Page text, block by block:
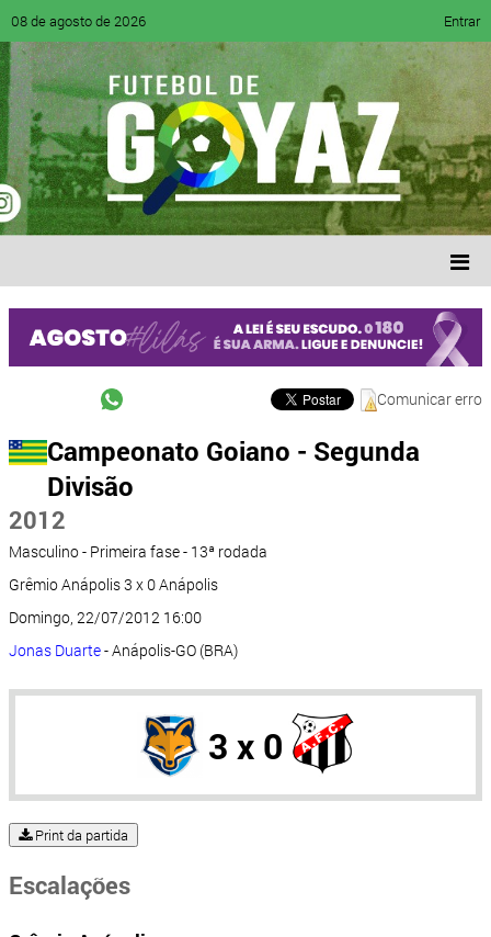
08 de agosto de 2026 Entrar
Comunicar erro
Campeonato Goiano - Segunda
Divisão
2012
Masculino - Primeira fase - 13ª rodada
Grêmio Anápolis 3 x 0 Anápolis
Domingo, 22/07/2012 16:00
Jonas Duarte- Anápolis-GO (BRA)
3 x 0
Print da partida
Escalações